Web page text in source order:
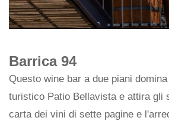
Barrica 94
Questo wine bar a due piani
turistico Patio Bellavista e attira gli
carta dei vini di sette pagine e